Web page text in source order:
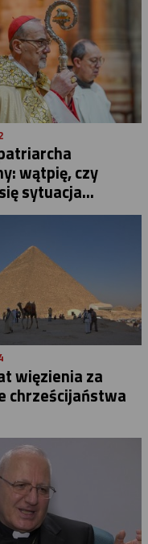
wątpię, czy
sytuacja...
więzienia za
chrześcijaństwa